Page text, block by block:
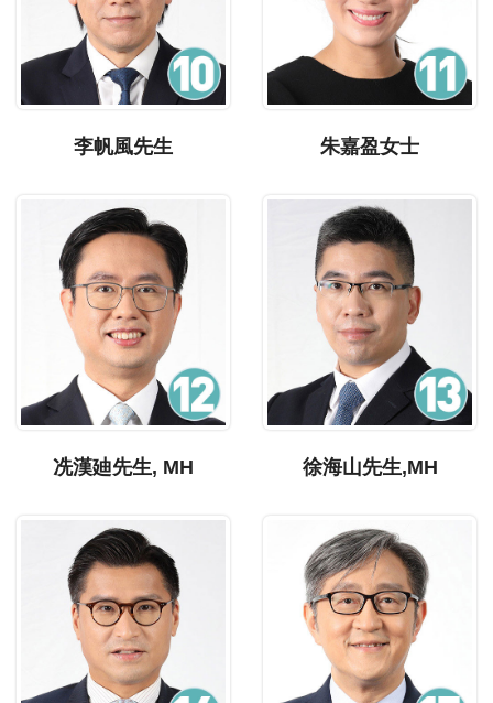
李帆風先生 朱嘉盈女士
冼漢廸先生, MH 徐海山先生,MH